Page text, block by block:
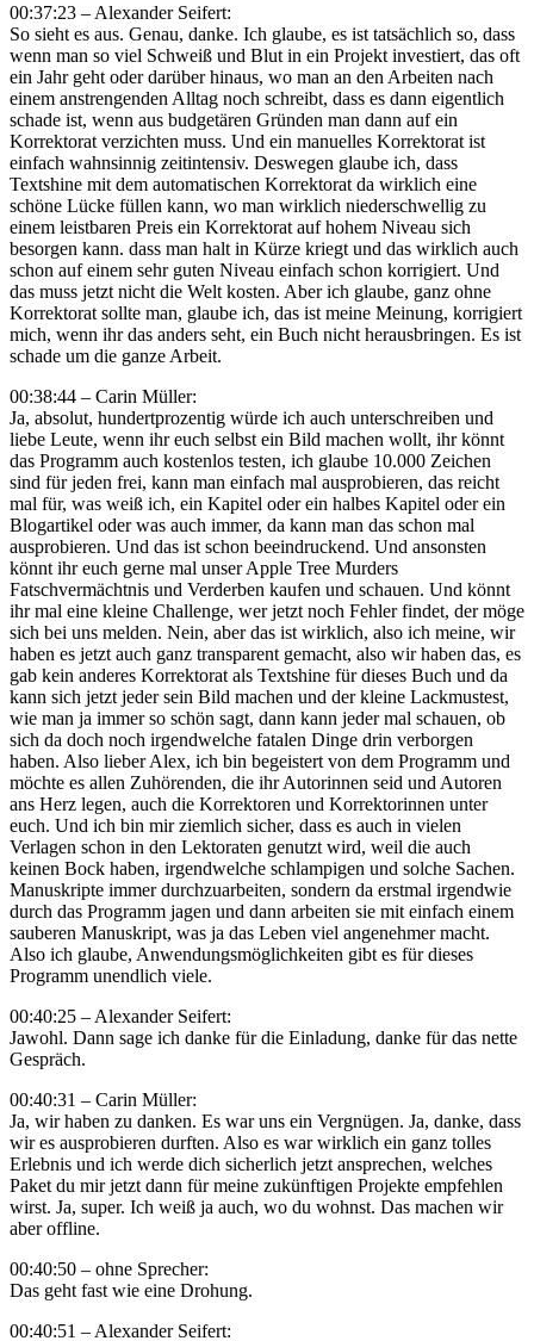
00:37:23 – Alexander Seifert:
So sieht es aus. Genau, danke. Ich glaube, es ist tatsächlich so, dass
wenn man so viel Schweiß und Blut in ein Projekt investiert, das oft
ein Jahr geht oder darüber hinaus, wo man an den Arbeiten nach
einem anstrengenden Alltag noch schreibt, dass es dann eigentlich
schade ist, wenn aus budgetären Gründen man dann auf ein
Korrektorat verzichten muss. Und ein manuelles Korrektorat ist
einfach wahnsinnig zeitintensiv. Deswegen glaube ich, dass
Textshine mit dem automatischen Korrektorat da wirklich eine
schöne Lücke füllen kann, wo man wirklich niederschwellig zu
einem leistbaren Preis ein Korrektorat auf hohem Niveau sich
besorgen kann. dass man halt in Kürze kriegt und das wirklich auch
schon auf einem sehr guten Niveau einfach schon korrigiert. Und
das muss jetzt nicht die Welt kosten. Aber ich glaube, ganz ohne
Korrektorat sollte man, glaube ich, das ist meine Meinung, korrigiert
mich, wenn ihr das anders seht, ein Buch nicht herausbringen. Es ist
schade um die ganze Arbeit.
00:38:44 – Carin Müller:
Ja, absolut, hundertprozentig würde ich auch unterschreiben und
liebe Leute, wenn ihr euch selbst ein Bild machen wollt, ihr könnt
das Programm auch kostenlos testen, ich glaube 10.000 Zeichen
sind für jeden frei, kann man einfach mal ausprobieren, das reicht
mal für, was weiß ich, ein Kapitel oder ein halbes Kapitel oder ein
Blogartikel oder was auch immer, da kann man das schon mal
ausprobieren. Und das ist schon beeindruckend. Und ansonsten
könnt ihr euch gerne mal unser Apple Tree Murders
Fatschvermächtnis und Verderben kaufen und schauen. Und könnt
ihr mal eine kleine Challenge, wer jetzt noch Fehler findet, der möge
sich bei uns melden. Nein, aber das ist wirklich, also ich meine, wir
haben es jetzt auch ganz transparent gemacht, also wir haben das, es
gab kein anderes Korrektorat als Textshine für dieses Buch und da
kann sich jetzt jeder sein Bild machen und der kleine Lackmustest,
wie man ja immer so schön sagt, dann kann jeder mal schauen, ob
sich da doch noch irgendwelche fatalen Dinge drin verborgen
haben. Also lieber Alex, ich bin begeistert von dem Programm und
möchte es allen Zuhörenden, die ihr Autorinnen seid und Autoren
ans Herz legen, auch die Korrektoren und Korrektorinnen unter
euch. Und ich bin mir ziemlich sicher, dass es auch in vielen
Verlagen schon in den Lektoraten genutzt wird, weil die auch
keinen Bock haben, irgendwelche schlampigen und solche Sachen.
Manuskripte immer durchzuarbeiten, sondern da erstmal irgendwie
durch das Programm jagen und dann arbeiten sie mit einfach einem
sauberen Manuskript, was ja das Leben viel angenehmer macht.
Also ich glaube, Anwendungsmöglichkeiten gibt es für dieses
Programm unendlich viele.
00:40:25 – Alexander Seifert:
Jawohl. Dann sage ich danke für die Einladung, danke für das nette
Gespräch.
00:40:31 – Carin Müller:
Ja, wir haben zu danken. Es war uns ein Vergnügen. Ja, danke, dass
wir es ausprobieren durften. Also es war wirklich ein ganz tolles
Erlebnis und ich werde dich sicherlich jetzt ansprechen, welches
Paket du mir jetzt dann für meine zukünftigen Projekte empfehlen
wirst. Ja, super. Ich weiß ja auch, wo du wohnst. Das machen wir
aber offline.
00:40:50 – ohne Sprecher:
Das geht fast wie eine Drohung.
00:40:51 – Alexander Seifert: